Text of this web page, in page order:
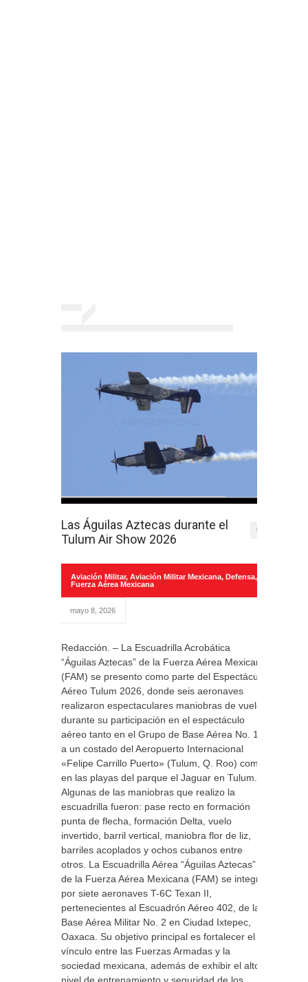
Las Águilas Aztecas durante el
Tulum Air Show 2026
0
Aviación Militar, Aviación Militar Mexicana, Defensa,
Fuerza Aérea Mexicana
mayo 8, 2026
Redacción. – La Escuadrilla Acrobática
“Águilas Aztecas” de la Fuerza Aérea Mexicana
(FAM) se presento como parte del Espectáculo
Aéreo Tulum 2026, donde seis aeronaves
realizaron espectaculares maniobras de vuelo,
durante su participación en el espectáculo
aéreo tanto en el Grupo de Base Aérea No. 12,
a un costado del Aeropuerto Internacional
«Felipe Carrillo Puerto» (Tulum, Q. Roo) como
en las playas del parque el Jaguar en Tulum.
Algunas de las maniobras que realizo la
escuadrilla fueron: pase recto en formación
punta de flecha, formación Delta, vuelo
invertido, barril vertical, maniobra flor de liz,
barriles acoplados y ochos cubanos entre
otros. La Escuadrilla Aérea “Águilas Aztecas”
de la Fuerza Aérea Mexicana (FAM) se integra
por siete aeronaves T-6C Texan II,
pertenecientes al Escuadrón Aéreo 402, de la
Base Aérea Militar No. 2 en Ciudad Ixtepec,
Oaxaca. Su objetivo principal es fortalecer el
vínculo entre las Fuerzas Armadas y la
sociedad mexicana, además de exhibir el alto